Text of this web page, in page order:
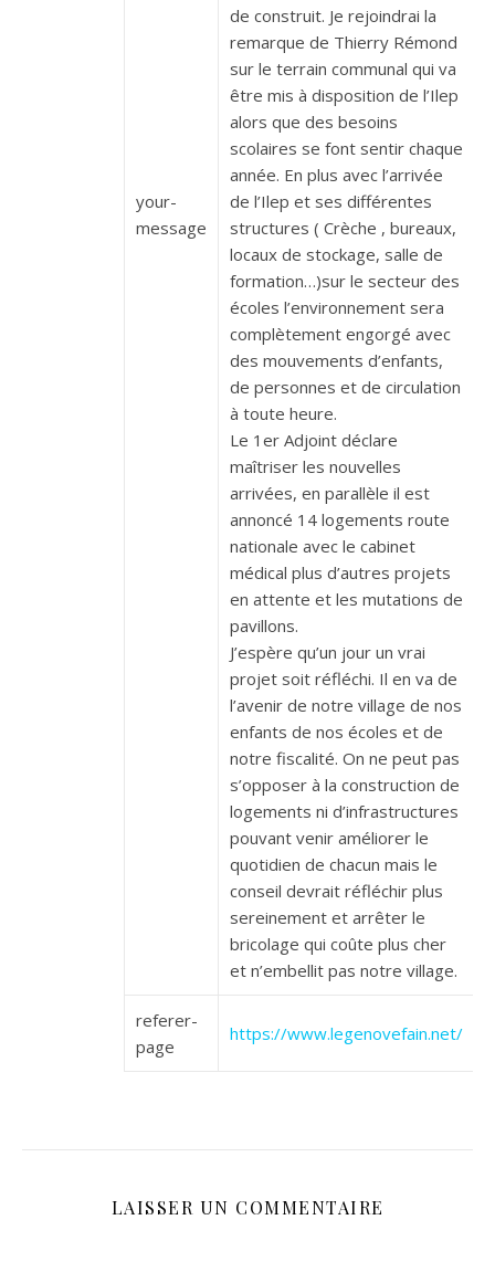
your-
message
de construit. Je rejoindrai la
remarque de Thierry Rémond
sur le terrain communal qui va
être mis à disposition de l’Ilep
alors que des besoins
scolaires se font sentir chaque
année. En plus avec l’arrivée
de l’Ilep et ses différentes
structures ( Crèche , bureaux,
locaux de stockage, salle de
formation…)sur le secteur des
écoles l’environnement sera
complètement engorgé avec
des mouvements d’enfants,
de personnes et de circulation
à toute heure.
Le 1er Adjoint déclare
maîtriser les nouvelles
arrivées, en parallèle il est
annoncé 14 logements route
nationale avec le cabinet
médical plus d’autres projets
en attente et les mutations de
pavillons.
J’espère qu’un jour un vrai
projet soit réfléchi. Il en va de
l’avenir de notre village de nos
enfants de nos écoles et de
notre fiscalité. On ne peut pas
s’opposer à la construction de
logements ni d’infrastructures
pouvant venir améliorer le
quotidien de chacun mais le
conseil devrait réfléchir plus
sereinement et arrêter le
bricolage qui coûte plus cher
et n’embellit pas notre village.
referer-
page
https://www.legenovefain.net/
LAISSER UN COMMENTAIRE